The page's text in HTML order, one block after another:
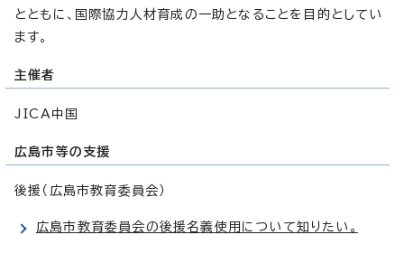
とともに、国際協力人材育成の一助となることを目的としてい
ます。
主催者
JICA中国
広島市等の支援
後援（広島市教育委員会）
広島市教育委員会の後援名義使用について知りたい。